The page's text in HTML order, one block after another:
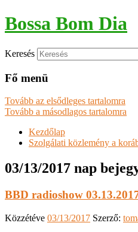
Bossa Bom Dia
Keresés
Fő menü
Tovább az elsődleges tartalomra
Tovább a másodlagos tartalomra
Kezdőlap
Szolgálati közlemény a
03/13/2017 nap
BBD radioshow
Közzétéve 03/13/2017 Szerző: